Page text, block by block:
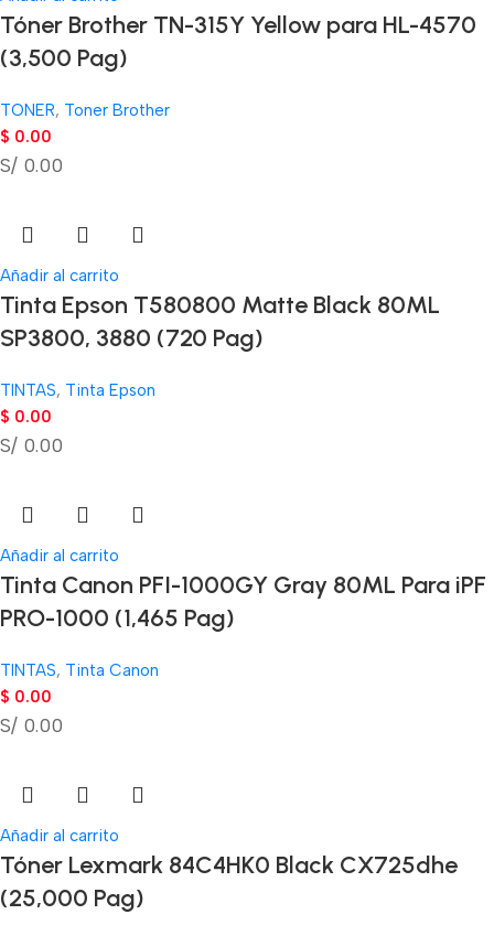
Tóner Brother TN-315Y Yellow para HL-4570
(3,500 Pag)
TONER, Toner Brother
$ 0.00
S/ 0.00
Añadir al carrito
Tinta Epson T580800 Matte Black 80ML
SP3800, 3880 (720 Pag)
TINTAS, Tinta Epson
$ 0.00
S/ 0.00
Añadir al carrito
Tinta Canon PFI-1000GY Gray 80ML Para iPF
PRO-1000 (1,465 Pag)
TINTAS, Tinta Canon
$ 0.00
S/ 0.00
Añadir al carrito
Tóner Lexmark 84C4HK0 Black CX725dhe
(25,000 Pag)